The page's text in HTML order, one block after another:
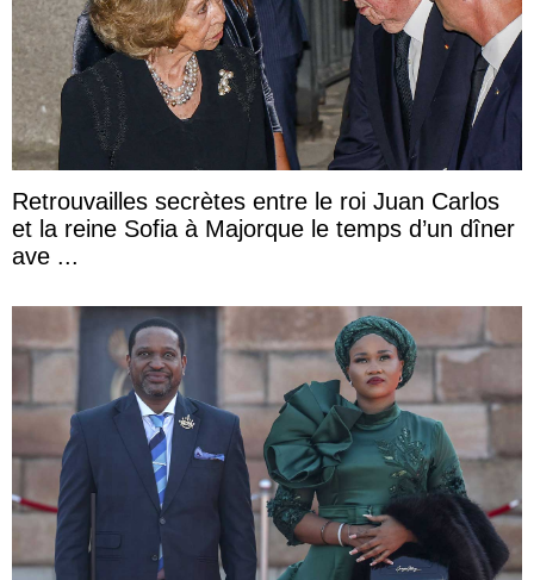
Retrouvailles secrètes entre le roi Juan Carlos
et la reine Sofia à Majorque le temps d’un dîner
ave ...